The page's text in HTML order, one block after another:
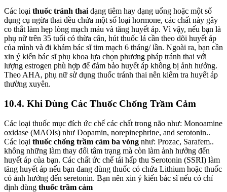
Các loại thuốc tránh thaidạng tiêm hay dạng uống hoặc một số
dụng cụ ngừa thai đều chứa một số loại hormone, các chất này gây
co thắt làm hẹp lòng mạch máu và tăng huyết áp. Vì vậy, nếu bạn là
phụ nữ trên 35 tuổi có thừa cân, hút thuốc lá cần theo dõi huyết áp
của mình và đi khám bác sĩ tim mạch 6 tháng/ lần. Ngoài ra, bạn cần
xin ý kiến bác sĩ phụ khoa lựa chọn phương pháp tránh thai với
lượng estrogen phù hợp để đảm bảo huyết áp không bị ảnh hưởng.
Theo AHA, phụ nữ sử dụng thuốc tránh thai nên kiểm tra huyết áp
thường xuyên.
10.4. Khi Dùng Các Thuốc Chống Trầm Cảm
Các loại thuốc mục đích ức chế các chất trong não như: Monoamine
oxidase (MAOIs) như Dopamin, norepinephrine, and serotonin..
Các loại thuốc chống trầm cảm ba vòng như: Prozac, Sarafem..
không những làm thay đổi tâm trạng mà còn làm ảnh hưởng đến
huyết áp của bạn. Các chất ức chế tái hấp thu Serotonin (SSRI) làm
tăng huyết áp nếu bạn đang dùng thuốc có chứa Lithium hoặc thuốc
có ảnh hưởng đến seretonin. Bạn nên xin ý kiến bác sĩ nếu có chỉ
định dùng thuốc trầm cảm